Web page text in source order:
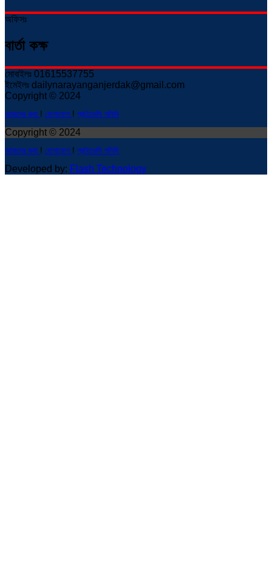
অফিসঃ
বার্তা কক্ষ
মোবাইলঃ 01615537755
ইমেইলঃ dailynarayanganjerdak@gmail.com
Copyright © 2024
আমাদের কথা ! যোগাযোগ ! প্রাইভেসি পলিসি
Copyright © 2024
আমাদের কথা ! যোগাযোগ ! প্রাইভেসি পলিসি
Developed by: Flash Technology